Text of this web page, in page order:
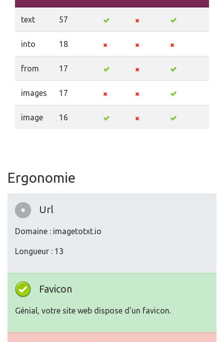
text 57
into 18
from 17
images 17
image 16
Ergonomie
Url
Domaine : imagetotxt.io
Longueur : 13
Favicon
Génial, votre site web dispose d'un favicon.